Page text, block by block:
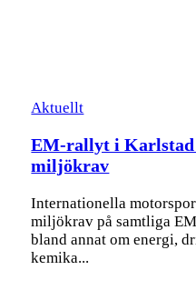
Aktuellt
EM-rallyt i
miljökrav
Internationella
miljökrav på samtliga
bland annat om energi,
kemika...